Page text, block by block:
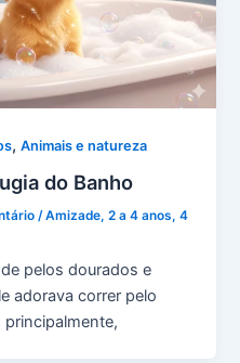
,Animais e natureza
do Banho
/Amizade,2 a 4 anos,4
pelos dourados e
adorava correr pelo